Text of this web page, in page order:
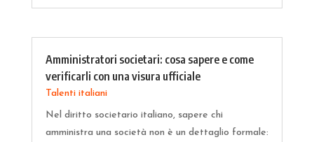
Amministratori societari: cosa sapere e come
verificarli con una visura ufficiale
Talenti italiani
Nel diritto societario italiano, sapere chi
amministra una società non è un dettaglio formale: